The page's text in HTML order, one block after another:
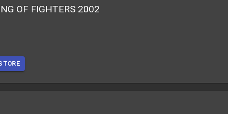
OF FIGHTERS 2002